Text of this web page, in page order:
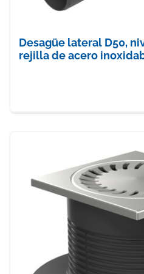
Desagüe lateral D50,
rejilla de acero